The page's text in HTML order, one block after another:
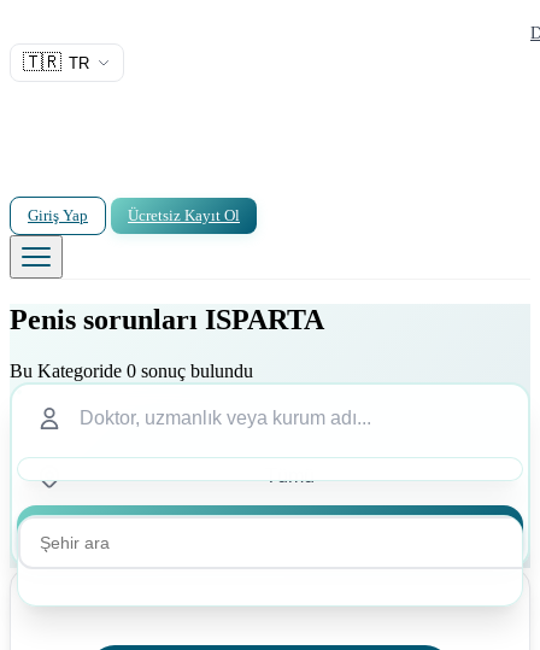
🇹🇷 TR
Giriş Yap Ücretsiz Kayıt Ol
Penis sorunları ISPARTA
Bu Kategoride 0 sonuç bulundu